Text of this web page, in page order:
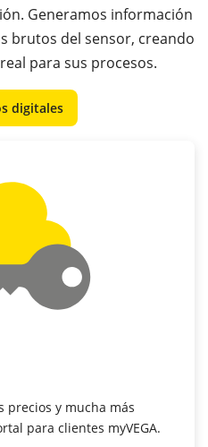
Generamos información
brutos del sensor, creando
para sus procesos.
digitales
precios y mucha más
para clientes myVEGA.